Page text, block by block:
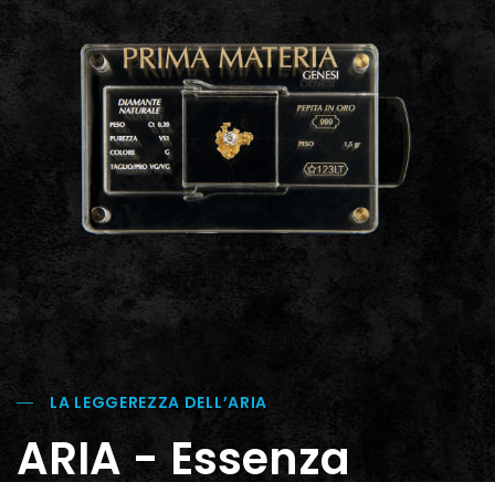
LA LEGGEREZZA DELL’ARIA
ARIA - Essenza